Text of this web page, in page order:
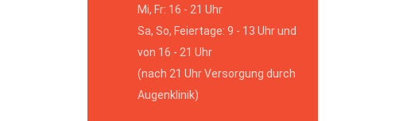
Mi, Fr: 16 - 21 Uhr
Sa, So, Feiertage: 9 - 13 Uhr und
von 16 - 21 Uhr
(nach 21 Uhr Versorgung durch
Augenklinik)